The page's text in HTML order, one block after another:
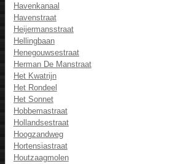
Havenkanaal
Havenstraat
Heijermansstraat
Hellingbaan
Henegouwsestraat
Herman De Manstraat
Het Kwatrijn
Het Rondeel
Het Sonnet
Hobbemastraat
Hollandsestraat
Hoogzandweg
Hortensiastraat
Houtzaagmolen